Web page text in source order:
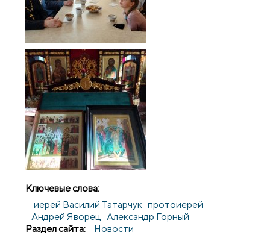
Ключевые слова:
иерей Василий Татарчук протоиерей
Андрей Яворец Александр Горный
Раздел сайта:
Новости